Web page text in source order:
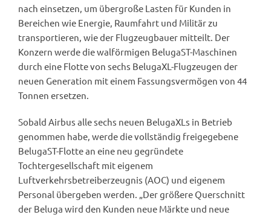
nach einsetzen, um übergroße Lasten für Kunden in
Bereichen wie Energie, Raumfahrt und Militär zu
transportieren, wie der Flugzeugbauer mitteilt. Der
Konzern werde die walförmigen BelugaST-Maschinen
durch eine Flotte von sechs BelugaXL-Flugzeugen der
neuen Generation mit einem Fassungsvermögen von 44
Tonnen ersetzen.
Sobald Airbus alle sechs neuen BelugaXLs in Betrieb
genommen habe, werde die vollständig freigegebene
BelugaST-Flotte an eine neu gegründete
Tochtergesellschaft mit eigenem
Luftverkehrsbetreiberzeugnis (AOC) und eigenem
Personal übergeben werden. „Der größere Querschnitt
der Beluga wird den Kunden neue Märkte und neue